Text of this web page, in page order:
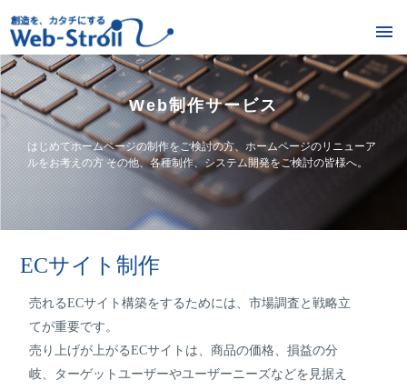
Web制作サービス
はじめてホームページの制作をご検討の方、ホームページのリニューア
ルをお考えの方 その他、各種制作、システム開発をご検討の皆様へ。
ECサイト制作
売れるECサイト構築をするためには、市場調査と戦略立
てが重要です。
売り上げが上がるECサイトは、商品の価格、損益の分
岐、ターゲットユーザーやユーザーニーズなどを見据え